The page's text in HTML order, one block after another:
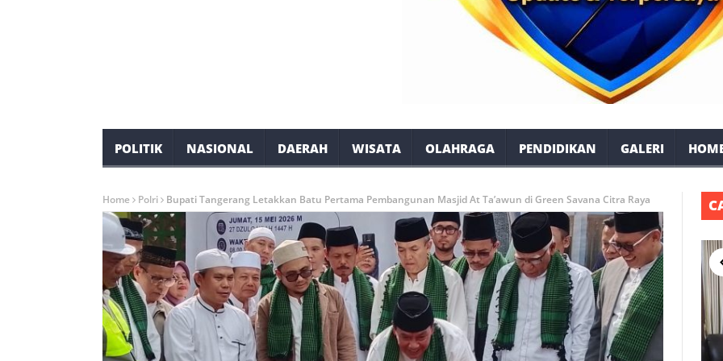
POLITIK NASIONAL DAERAH WISATA OLAHRAGA PENDIDIKAN GALERI
Home Polri Bupati Tangerang Letakkan Batu Pertama Pembangunan Masjid At Ta’awun di Green Savana Citra Raya